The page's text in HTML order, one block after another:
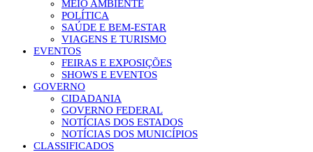
MEIO AMBIENTE
POLÍTICA
SAÚDE E BEM-ESTAR
VIAGENS E TURISMO
EVENTOS
FEIRAS E EXPOSIÇÕES
SHOWS E EVENTOS
GOVERNO
CIDADANIA
GOVERNO FEDERAL
NOTÍCIAS DOS ESTADOS
NOTÍCIAS DOS MUNICÍPIOS
CLASSIFICADOS